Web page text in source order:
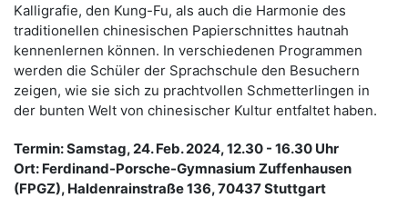
Kalligrafie, den Kung-Fu, als auch die Harmonie des
traditionellen chinesischen Papierschnittes hautnah
kennenlernen können. In verschiedenen Programmen
werden die Schüler der Sprachschule den Besuchern
zeigen, wie sie sich zu prachtvollen Schmetterlingen in
der bunten Welt von chinesischer Kultur entfaltet haben.
Termin: Samstag, 24. Feb. 2024, 12.30 - 16.30 Uhr
Ort: Ferdinand-Porsche-Gymnasium Zuffenhausen
(FPGZ), Haldenrainstraße 136, 70437 Stuttgart